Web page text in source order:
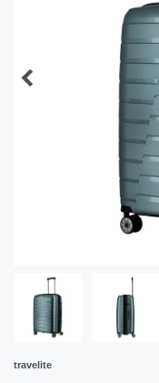
travelite